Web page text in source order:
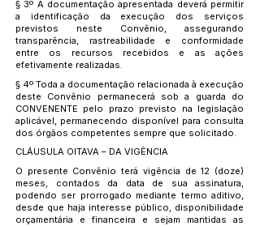
§ 3º A documentação apresentada deverá permitir
a identificação da execução dos serviços
previstos neste Convênio, assegurando
transparência, rastreabilidade e conformidade
entre os recursos recebidos e as ações
efetivamente realizadas.
§ 4º Toda a documentação relacionada à execução
deste Convênio permanecerá sob a guarda do
CONVENENTE pelo prazo previsto na legislação
aplicável, permanecendo disponível para consulta
dos órgãos competentes sempre que solicitado.
CLÁUSULA OITAVA – DA VIGÊNCIA
O presente Convênio terá vigência de 12 (doze)
meses, contados da data de sua assinatura,
podendo ser prorrogado mediante termo aditivo,
desde que haja interesse público, disponibilidade
orçamentária e financeira e sejam mantidas as